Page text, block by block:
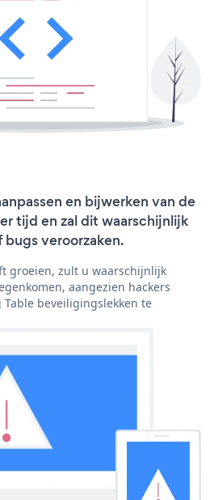
en bijwerken van de
tijd en zal dit waarschijnlijk
veroorzaken.
groeien, zult u waarschijnlijk
aangezien hackers
beveiligingslekken te